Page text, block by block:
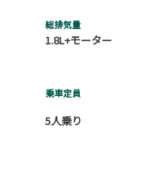
総排気量
1.8L+モーター
乗車定員
5人乗り